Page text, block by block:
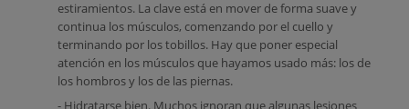
estiramientos. La clave está en mover de forma suave y
continua los músculos, comenzando por el cuello y
terminando por los tobillos. Hay que poner especial
atención en los músculos que hayamos usado más: los de
los hombros y los de las piernas.
- Hidratarse bien. Muchos ignoran que algunas lesiones